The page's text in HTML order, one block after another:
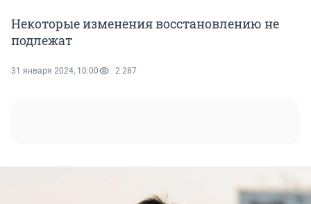
Некоторые изменения восстановлению не
подлежат
31 января 2024, 10:00 2 287